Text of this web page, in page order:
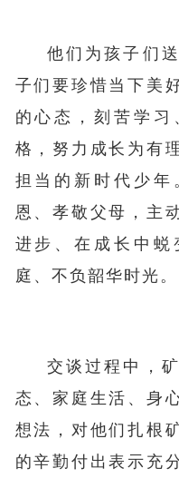
他们为孩子们
子们要珍惜当下美
的心态，刻苦学习
格，努力成长为有
担当的新时代少年
恩、孝敬父母，主
进步、在成长中蜕
庭、不负韶华时光。
交谈过程中，
态、家庭生活、身
想法，对他们扎根
的辛勤付出表示充